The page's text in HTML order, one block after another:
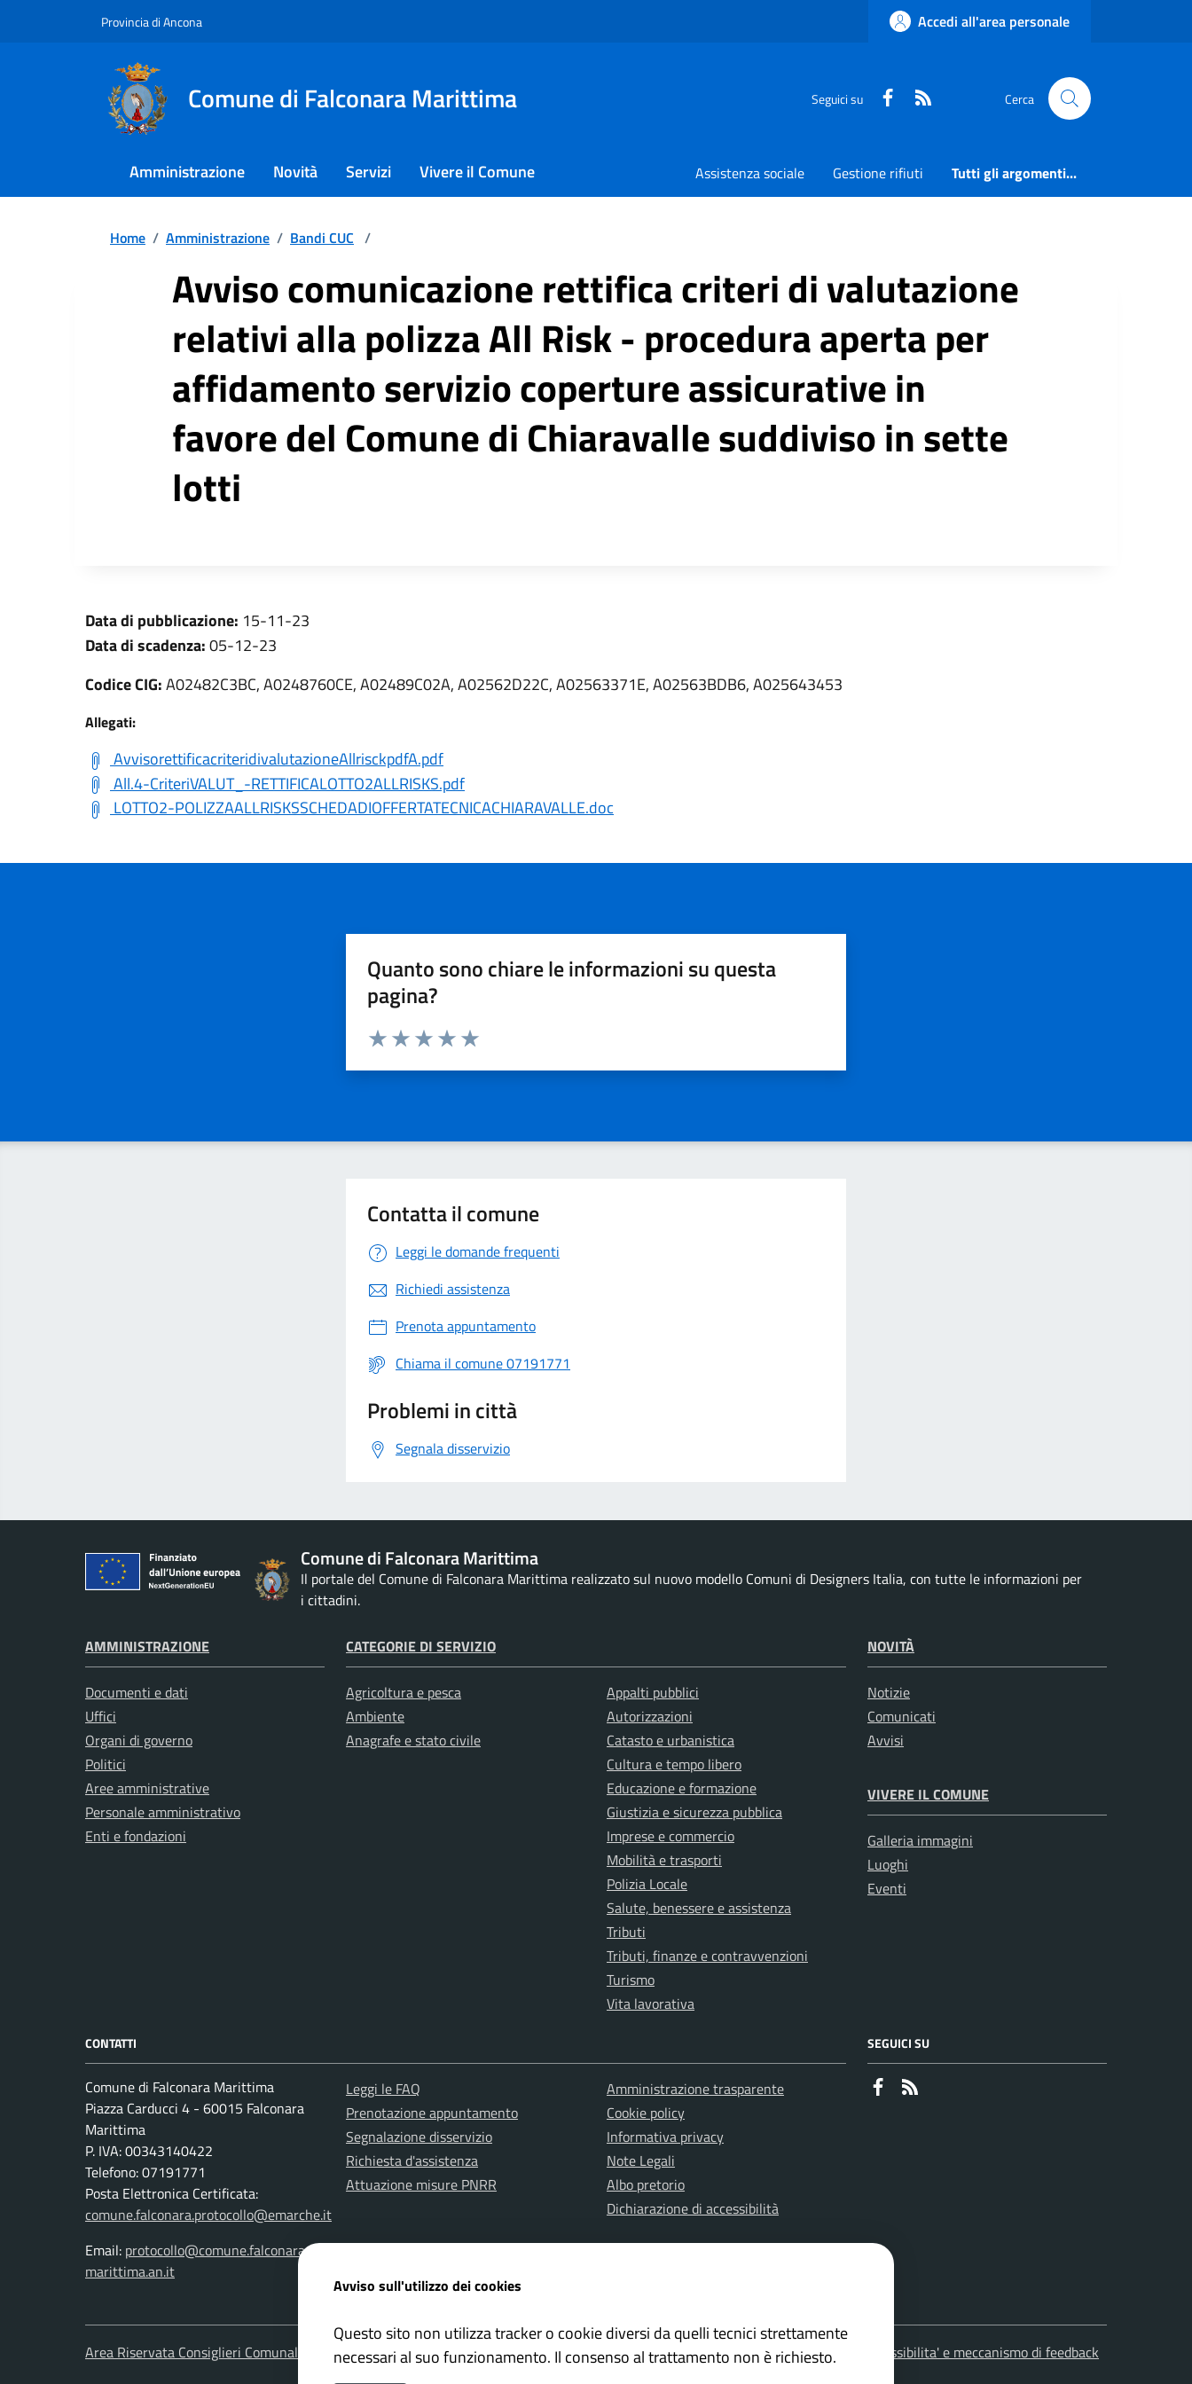
Provincia di Ancona Accedi all'area personale
Comune di Falconara Marittima Seguici su Faceboook Cerca
Amministrazione Novità Servizi Vivere il Comune Assistenza sociale Gestione rifiuti Tutti gli argomenti...
Home / Amministrazione / Bandi CUC /
Avviso comunicazione rettifica criteri di valutazione
relativi alla polizza All Risk - procedura aperta per
affidamento servizio coperture assicurative in
favore del Comune di Chiaravalle suddiviso in sette
lotti
Data di pubblicazione: 15-11-23
Data di scadenza:05-12-23
Codice CIG:A02482C3BC, A0248760CE, A02489C02A, A02562D22C, A02563371E, A02563BDB6, A025643453
Allegati:
AvvisorettificacriteridivalutazioneAllrisckpdfA.pdf
All.4-CriteriVALUT_-RETTIFICALOTTO2ALLRISKS.pdf
LOTTO2-POLIZZAALLRISKSSCHEDADIOFFERTATECNICACHIARAVALLE.doc
Quanto sono chiare le informazioni su questa
pagina?
Valuta da 1 a 5 stelle la pagina
Contatta il comune
Leggi le domande frequenti
Richiedi assistenza
Prenota appuntamento
Chiama il comune 07191771
Problemi in città
Segnala disservizio
Comune di Falconara Marittima
Il portale del Comune di Falconara Marittima realizzato sul nuovo modello Comuni di Designers Italia, con tutte le informazioni per
i cittadini.
AMMINISTRAZIONE
Documenti e dati
Uffici
Organi di governo
Politici
Aree amministrative
Personale amministrativo
Enti e fondazioni
CATEGORIE DI SERVIZIO
Agricoltura e pesca
Ambiente
Anagrafe e stato civile
Appalti pubblici
Autorizzazioni
Catasto e urbanistica
Cultura e tempo libero
Educazione e formazione
Giustizia e sicurezza pubblica
Imprese e commercio
Mobilità e trasporti
Polizia Locale
Salute, benessere e assistenza
Tributi
Tributi, finanze e contravvenzioni
Turismo
Vita lavorativa
NOVITÀ
Notizie
Comunicati
Avvisi
VIVERE IL COMUNE
Galleria immagini
Luoghi
Eventi
CONTATTI
Comune di Falconara Marittima
Piazza Carducci 4 - 60015 Falconara
Marittima
P. IVA: 00343140422
Telefono: 07191771
Posta Elettronica Certificata:
comune.falconara.protocollo@emarche.it
Email: protocollo@comune.falconara-
marittima.an.it
Leggi le FAQ
Prenotazione appuntamento
Segnalazione disservizio
Richiesta d'assistenza
Attuazione misure PNRR
Amministrazione trasparente
Cookie policy
Informativa privacy
Note Legali
Albo pretorio
Dichiarazione di accessibilità
SEGUICI SU
Faceboook
Area Riservata Consiglieri Comunali Area Riservata Polizia Locale Whistleblowing – Segnalazioni illeciti
Accessibilita' e meccanismo di feedback
Avviso sull'utilizzo dei cookies
Questo sito non utilizza tracker o cookie diversi da quelli tecnici strettamente
necessari al suo funzionamento. Il consenso al trattamento non è richiesto.